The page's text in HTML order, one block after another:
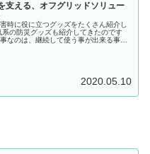
支える、オフグリッドソリュー
時に役に立つグッズをたくさん紹介し
の防災グッズも紹介してきたのです
なのは、継続して使う事が出来る事。
2020.05.10